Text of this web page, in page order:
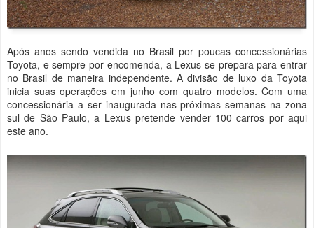
Após anos sendo vendida no Brasil por poucas concessionárias
Toyota, e sempre por encomenda, a Lexus se prepara para entrar
no Brasil de maneira independente. A divisão de luxo da Toyota
inicia suas operações em junho com quatro modelos. Com uma
concessionária a ser inaugurada nas próximas semanas na zona
sul de São Paulo, a Lexus pretende vender 100 carros por aqui
este ano.